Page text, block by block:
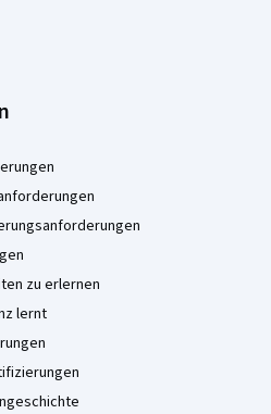
zu erlernen
lernt